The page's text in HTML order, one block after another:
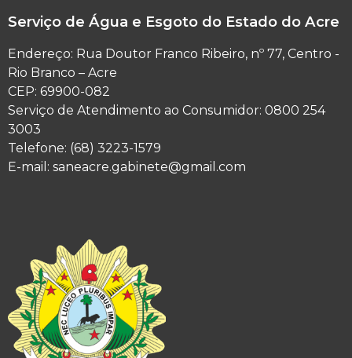
Serviço de Água e Esgoto do Estado do Acre
Endereço: Rua Doutor Franco Ribeiro, nº 77, Centro -
Rio Branco – Acre
CEP: 69900-082
Serviço de Atendimento ao Consumidor: 0800 254
3003
Telefone: (68) 3223-1579
E-mail: saneacre.gabinete@gmail.com